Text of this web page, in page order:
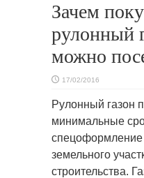
Зачем
рулонный
можно
17/02/2016
Рулонный газон
минимальные
спецоформление
земельного
строительства.